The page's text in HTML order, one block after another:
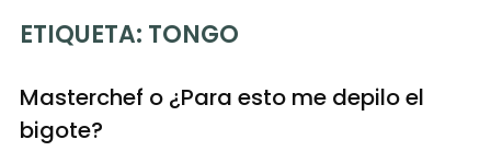
ETIQUETA: TONGO
Masterchef o ¿Para esto me depilo el
bigote?